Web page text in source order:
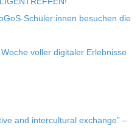
Schüler:innen besu­chen die
Woche vol­ler digi­ta­ler Erleb­nisse
and inter­cul­tu­ral exch­ange” –